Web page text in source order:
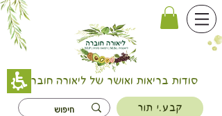
סודות בריאות ואושר של ליאורה חוברה
קבע.י תור